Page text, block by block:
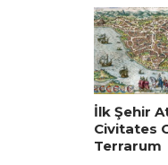
İlk Şehir
Civitates
Terrarum